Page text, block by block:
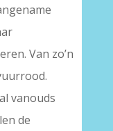
Van zo’n
vanouds
de